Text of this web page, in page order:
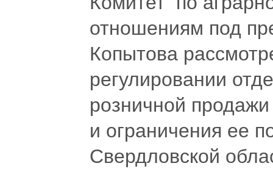
отношениям под
Копытова
регулировании
розничной
и ограничения ее
Свердловской